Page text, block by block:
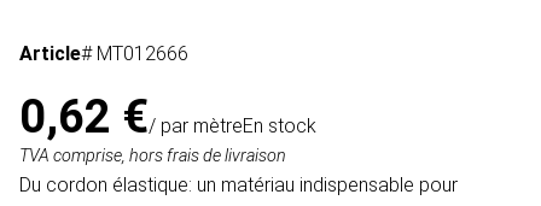
Article# MT012666
0,62 €/ par mètreEn stock
TVA comprise, hors frais de livraison
Du cordon élastique: un matériau indispensable pour